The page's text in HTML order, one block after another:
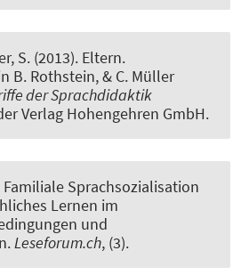
S. (2013). Eltern.
B. Rothstein, & C. Müller
der Sprachdidaktik
Verlag Hohengehren GmbH.
Familiale Sprachsozialisation
Lernen im
und
.Leseforum.ch, (3).